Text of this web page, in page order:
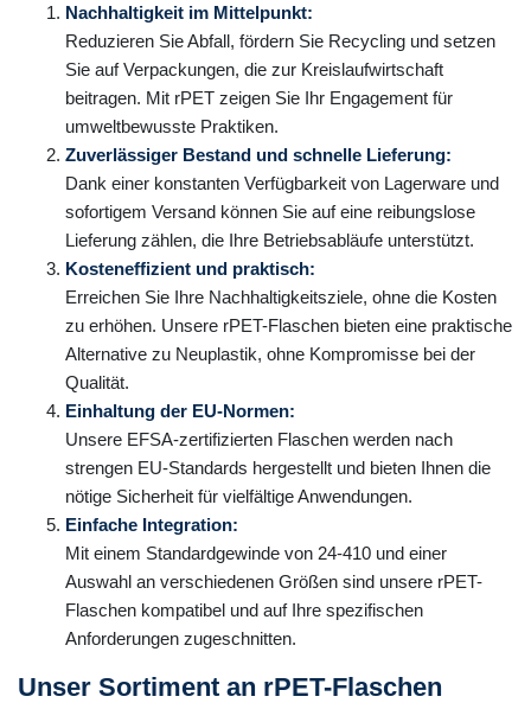
Nachhaltigkeit im Mittelpunkt:
Reduzieren Sie Abfall, fördern Sie Recycling und setzen
Sie auf Verpackungen, die zur Kreislaufwirtschaft
beitragen. Mit rPET zeigen Sie Ihr Engagement für
umweltbewusste Praktiken.
Zuverlässiger Bestand und schnelle Lieferung:
Dank einer konstanten Verfügbarkeit von Lagerware und
sofortigem Versand können Sie auf eine reibungslose
Lieferung zählen, die Ihre Betriebsabläufe unterstützt.
Kosteneffizient und praktisch:
Erreichen Sie Ihre Nachhaltigkeitsziele, ohne die Kosten
zu erhöhen. Unsere rPET-Flaschen bieten eine praktische
Alternative zu Neuplastik, ohne Kompromisse bei der
Qualität.
Einhaltung der EU-Normen:
Unsere EFSA-zertifizierten Flaschen werden nach
strengen EU-Standards hergestellt und bieten Ihnen die
nötige Sicherheit für vielfältige Anwendungen.
Einfache Integration:
Mit einem Standardgewinde von 24-410 und einer
Auswahl an verschiedenen Größen sind unsere rPET-
Flaschen kompatibel und auf Ihre spezifischen
Anforderungen zugeschnitten.
Unser Sortiment an rPET-Flaschen